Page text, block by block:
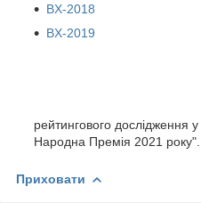
BX-2018
BX-2019
рейтингового дослідження
Народна Премія 2021 року".
Приховати